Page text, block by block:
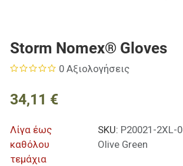
Storm Nomex® Gloves
0 Αξιολογήσεις
34,11 €
Λίγα έως
καθόλου
τεμάχια
SKU: P20021-2XL-
Olive Green